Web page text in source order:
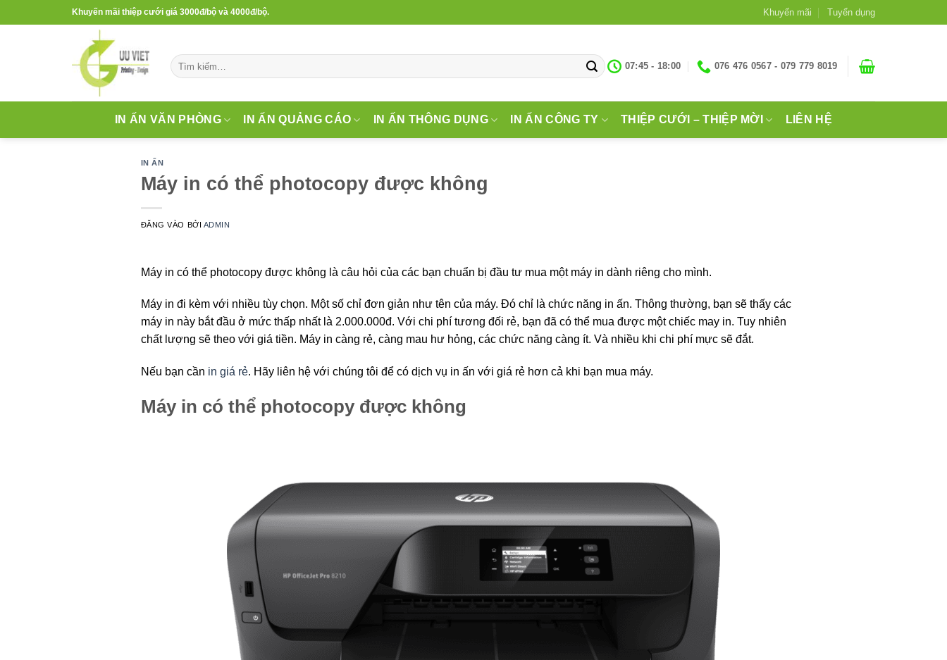
qua
Khuyến mãi thiệp cưới giá 3000đ/bộ và 4000đ/bộ. Khuyến mãi Tuyển dụng
Tìm
kiếm:
07:45 - 18:00 076 476 0567 - 079 779 8019
IN ẤN VĂN PHÒNG IN ẤN QUẢNG CÁO IN ẤN THÔNG DỤNG IN ẤN CÔNG TY THIỆP CƯỚI – THIỆP MỜI LIÊN HỆ
IN ẤN
Máy in có thể photocopy được không
ĐĂNG VÀO BỞI ADMIN
Máy in có thể photocopy được không là câu hỏi của các bạn chuẩn bị đầu tư mua một máy in dành riêng cho mình.
Máy in đi kèm với nhiều tùy chọn. Một số chỉ đơn giản như tên của máy. Đó chỉ là chức năng in ấn. Thông thường, bạn sẽ thấy các
máy in này bắt đầu ở mức thấp nhất là 2.000.000đ. Với chi phí tương đối rẻ, bạn đã có thể mua được một chiếc may in. Tuy nhiên
chất lượng sẽ theo với giá tiền. Máy in càng rẻ, càng mau hư hỏng, các chức năng càng ít. Và nhiều khi chi phí mực sẽ đắt.
Nếu bạn cần in giá rẻ. Hãy liên hệ với chúng tôi để có dịch vụ in ấn với giá rẻ hơn cả khi bạn mua máy.
Máy in có thể photocopy được không